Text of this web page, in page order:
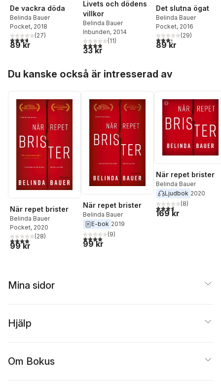
De vackra döda
Belinda Bauer
Pocket, 2018
3,7utav 5 stjärnor. Totalt antal röster:
(27)
89 kr
Livets och dödens
villkor
Belinda Bauer
Inbunden, 2014
3,9utav 5 stjärnor. Totalt antal röster:
(11)
33 kr
Det slutna ögat
Belinda Bauer
Pocket, 2016
3,3utav 5 stjärnor.
(29)
89 kr
Du kanske också är intresserad av
När repet brister
Belinda Bauer
Pocket, 2020
3,9utav 5 stjärnor. Totalt antal röster:
(28)
99 kr
När repet brister
Belinda Bauer
E-bok 2019
4,0utav 5 stjärnor. Totalt antal röster:
(9)
99 kr
När repet brister
Belinda Bauer
Ljudbok 2020
3,6utav 5 stjärnor.
(8)
169 kr
Mina sidor
Hjälp
Om Bokus